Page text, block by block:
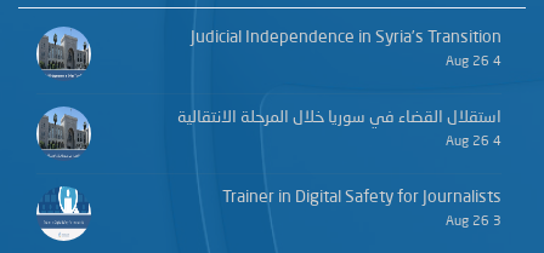
Judicial Independence in Syria’s Transition
4 Aug 26
استقلال القضاء في سوريا خلال المرحلة الانتقالية
4 Aug 26
Trainer in Digital Safety for Journalists
3 Aug 26